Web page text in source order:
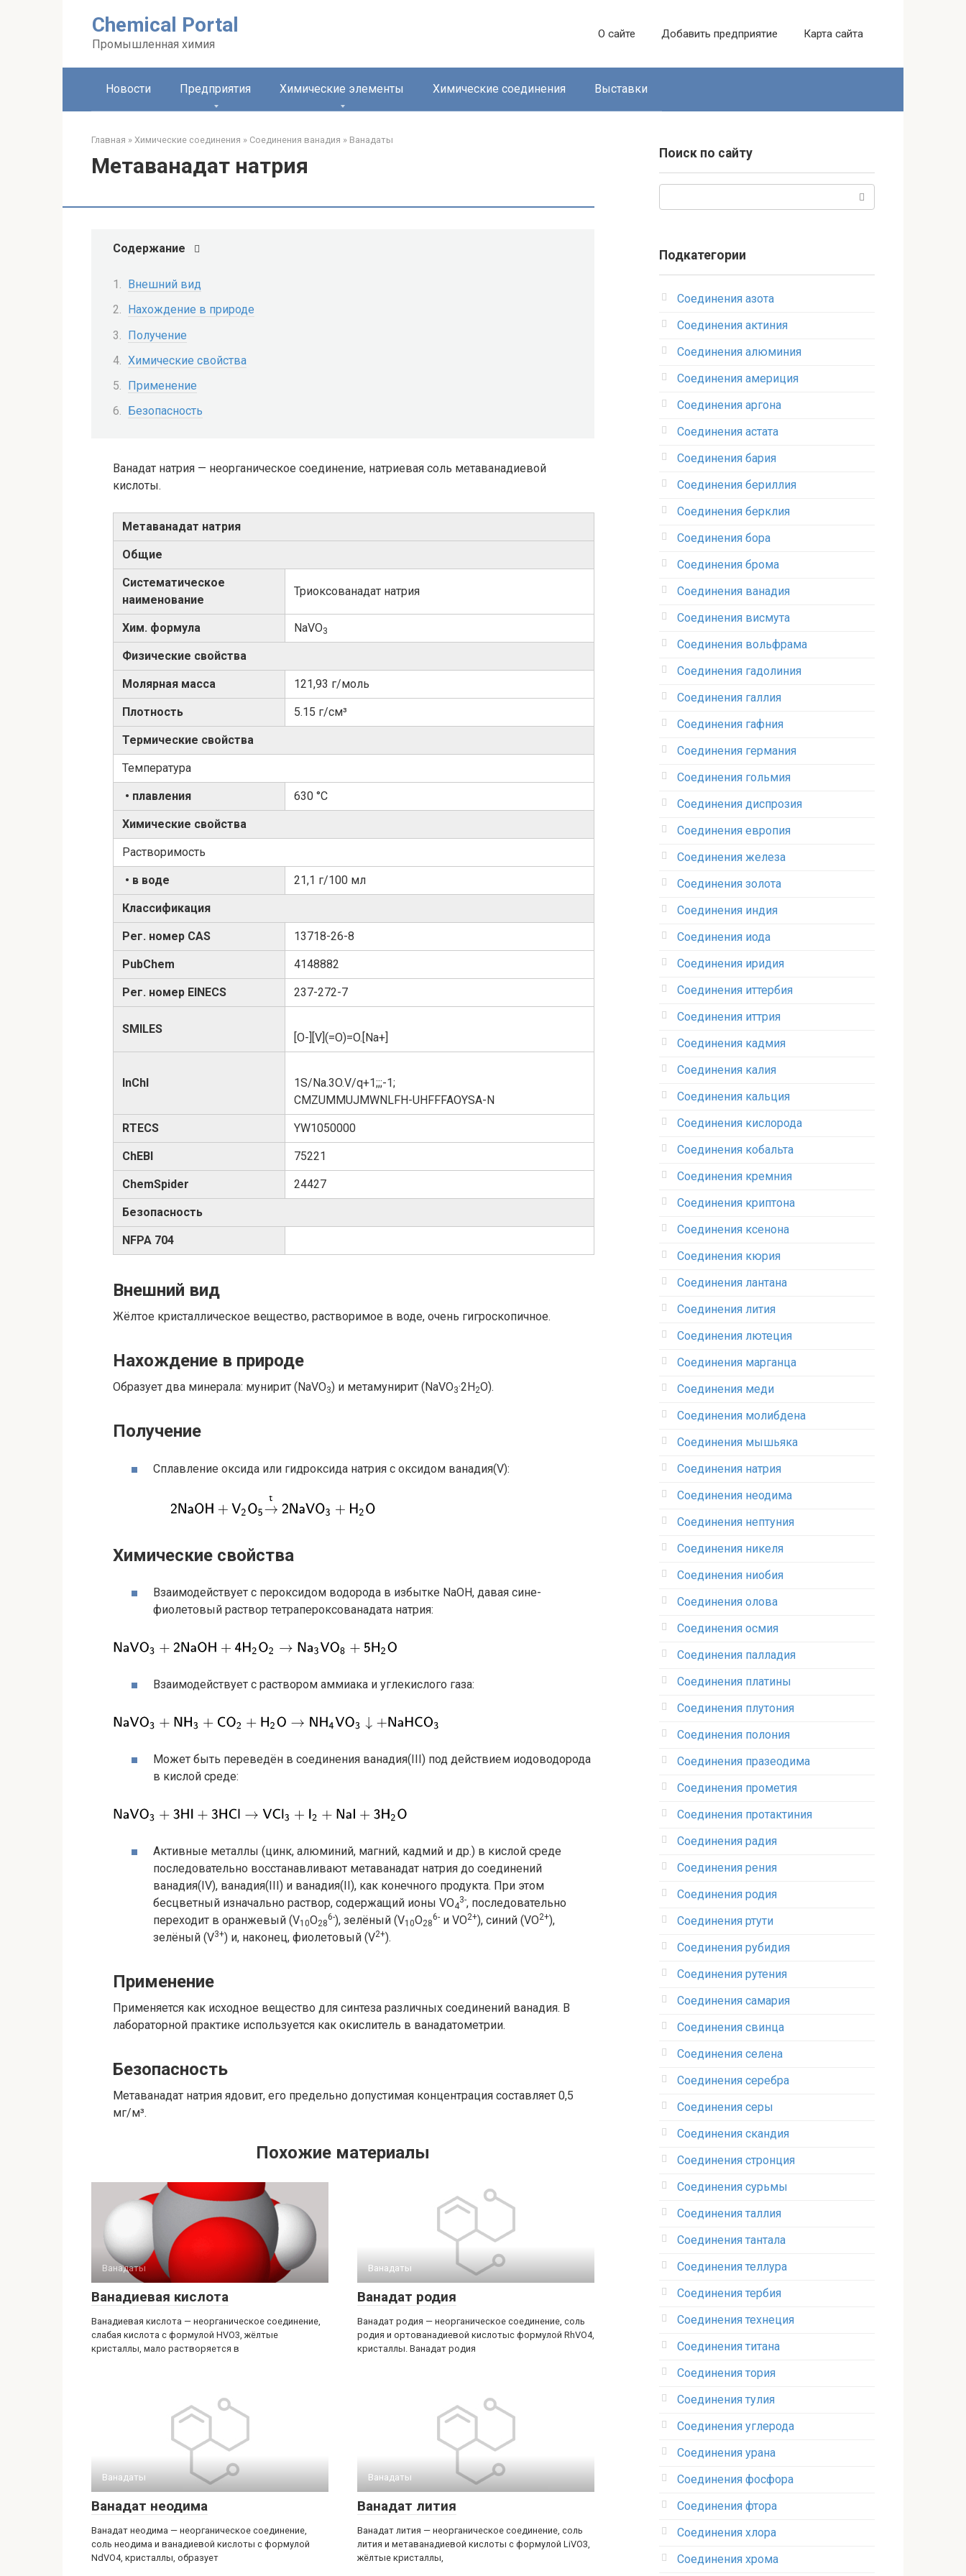
Chemical Portal
Промышленная химия
О сайте Добавить предприятие Карта сайта
Новости Предприятия Химические элементы Химические соединения Выставки
Главная » Химические соединения » Соединения ванадия‎ » Ванадаты‎
Метаванадат натрия
Содержание
Внешний вид
Нахождение в природе
Получение
Химические свойства
Применение
Безопасность
Ванадат натрия — неорганическое соединение, натриевая соль метаванадиевой
кислоты.
Метаванадат натрия
Общие
Систематическое
наименование
Триоксованадат натрия
Хим. формула NaVO3
Физические свойства
Молярная масса 121,93 г/моль
Плотность 5.15 г/см³
Термические свойства
Температура
• плавления 630 °C
Химические свойства
Растворимость
• в воде 21,1 г/100 мл
Классификация
Рег. номер CAS 13718-26-8
PubChem 4148882
Рег. номер EINECS 237-272-7
SMILES
[O-][V](=O)=O.[Na+]
InChI
1S/Na.3O.V/q+1;;;-1;
CMZUMMUJMWNLFH-UHFFFAOYSA-N
RTECS YW1050000
ChEBI 75221
ChemSpider 24427
Безопасность
NFPA 704
Внешний вид
Жёлтое кристаллическое вещество, растворимое в воде, очень гигроскопичное.
Нахождение в природе
Образует два минерала: мунирит (NaVO3) и метамунирит (NaVO3·2H2O).
Получение
Сплавление оксида или гидроксида натрия с оксидом ванадия(V):
Химические свойства
Взаимодействует с пероксидом водорода в избытке NaOH, давая сине-
фиолетовый раствор тетрапероксованадата натрия:
Взаимодействует с раствором аммиака и углекислого газа:
Может быть переведён в соединения ванадия(III) под действием иодоводорода
в кислой среде:
Активные металлы (цинк, алюминий, магний, кадмий и др.) в кислой среде
последовательно восстанавливают метаванадат натрия до соединений
ванадия(IV), ванадия(III) и ванадия(II), как конечного продукта. При этом
бесцветный изначально раствор, содержащий ионы VO4
3-, последовательно
переходит в оранжевый (V10O28
6-), зелёный (V10O28
6- и VO2+), синий (VO2+),
зелёный (V3+) и, наконец, фиолетовый (V2+).
Применение
Применяется как исходное вещество для синтеза различных соединений ванадия. В
лабораторной практике используется как окислитель в ванадатометрии.
Безопасность
Метаванадат натрия ядовит, его предельно допустимая концентрация составляет 0,5
мг/м³.
Похожие материалы
Ванадаты‎
Ванадиевая кислота
Ванадиевая кислота — неорганическое соединение,
слабая кислота с формулой HVO3, жёлтые
кристаллы, мало растворяется в
Ванадаты‎
Ванадат родия
Ванадат родия — неорганическое соединение, соль
родия и ортованадиевой кислотыс формулой RhVO4,
кристаллы. Ванадат родия
Ванадаты‎
Ванадат неодима
Ванадат неодима — неорганическое соединение,
соль неодима и ванадиевой кислоты с формулой
NdVO4, кристаллы, образует
Ванадаты‎
Ванадат лития
Ванадат лития — неорганическое соединение, соль
лития и метаванадиевой кислоты с формулой LiVO3,
жёлтые кристаллы,
Поиск по сайту
Подкатегории
Соединения азота
Соединения актиния
Соединения алюминия‎
Соединения америция‎
Соединения аргона‎
Соединения астата‎
Соединения бария
Соединения бериллия‎
Соединения берклия
Соединения бора‎
Соединения брома‎
Соединения ванадия‎
Соединения висмута
Соединения вольфрама‎
Соединения гадолиния‎
Соединения галлия‎
Соединения гафния‎
Соединения германия‎
Соединения гольмия‎
Соединения диспрозия‎ ‎
Соединения европия‎
Соединения железа‎
Соединения золота‎
Соединения индия
Соединения иода‎
Соединения иридия
Соединения иттербия‎
Соединения иттрия‎
Соединения кадмия
Соединения калия‎
Соединения кальция
Соединения кислорода‎
Соединения кобальта
Соединения кремния‎
Соединения криптона‎
Соединения ксенона‎
Соединения кюрия
Соединения лантана‎
Соединения лития‎
Соединения лютеция‎
Соединения марганца‎
Соединения меди
Соединения молибдена‎
Соединения мышьяка‎ ‎
Соединения натрия‎
Соединения неодима‎
Соединения нептуния‎
Соединения никеля‎
Соединения ниобия‎
Соединения олова‎
Соединения осмия‎
Соединения палладия‎
Соединения платины‎
Соединения плутония‎
Соединения полония‎
Соединения празеодима‎
Соединения прометия‎
Соединения протактиния‎
Соединения радия‎
Соединения рения‎
Соединения родия‎
Соединения ртути‎
Соединения рубидия‎
Соединения рутения‎
Соединения самария‎
Соединения свинца‎
Соединения селена‎
Соединения серебра‎
Соединения серы‎
Соединения скандия
Соединения стронция‎
Соединения сурьмы
Соединения таллия‎
Соединения тантала‎
Соединения теллура‎
Соединения тербия‎
Соединения технеция‎
Соединения титана
Соединения тория‎
Соединения тулия‎
Соединения углерода‎
Соединения урана‎
Соединения фосфора‎
Соединения фтора‎
Соединения хлора‎
Соединения хрома‎